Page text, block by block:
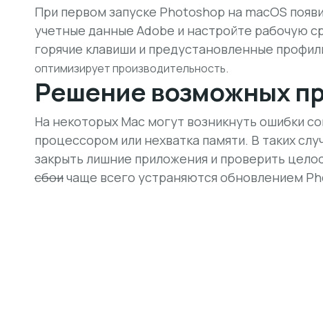
При первом запуске Photoshop на macOS
учетные данные Adobe и настройте рабочую
горячие клавиши и предустановленные
оптимизирует производительность.
Решение возможных
На некоторых Mac могут возникнуть ошибки
процессором или нехватка памяти. В таких
закрыть лишние приложения и проверить
сбоичаще всего устраняются обновлением